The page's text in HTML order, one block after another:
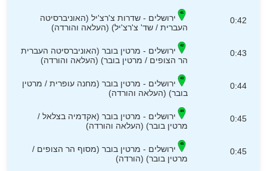
0:42
ירושלים - שדרות צ'רצ'יל (האוניברסיטה
העברית / שד' צ'רצ'יל) (העלאה והורדה)
0:43
ירושלים - מרטין בובר (האוניברסיטה העברית
הר הצופים / מרטין בובר) (העלאה והורדה)
0:44
ירושלים - מרטין בובר (מחנה עופרית / מרטין
בובר) (העלאה והורדה)
0:45
ירושלים - מרטין בובר (אקדמיה בצלאל /
מרטין בובר) (העלאה והורדה)
0:45
ירושלים - מרטין בובר (מסוף הר הצופים /
מרטין בובר) (הורדה)